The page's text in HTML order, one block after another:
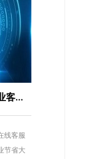
趋势
线客服
节省大